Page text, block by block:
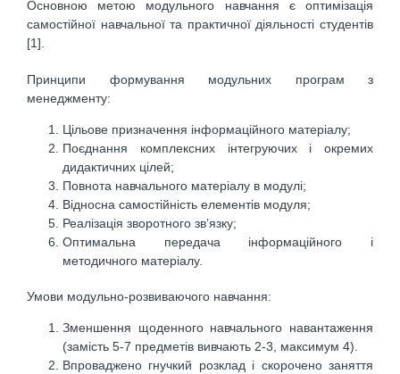
Основною метою модульного навчання є оптимізація
самостійної навчальної та практичної діяльності студентів
[1].
Принципи формування модульних програм з
менеджменту:
Цільове призначення інформаційного матеріалу;
Поєднання комплексних інтегруючих і окремих
дидактичних цілей;
Повнота навчального матеріалу в модулі;
Відносна самостійність елементів модуля;
Реалізація зворотного зв’язку;
Оптимальна передача інформаційного і
методичного матеріалу.
Умови модульно-розвиваючого навчання:
Зменшення щоденного навчального навантаження
(замість 5-7 предметів вивчають 2-3, максимум 4).
Впроваджено гнучкий розклад і скорочено заняття